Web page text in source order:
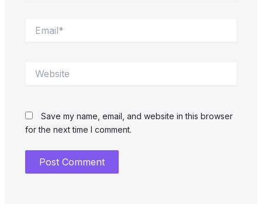
Save my name, email, and website in this browser
for the next time I comment.